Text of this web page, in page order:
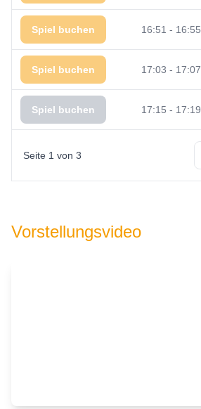
Spiel buchen 16:51 - 16:55
Spiel buchen 17:03 - 17:07
Spiel buchen 17:15 - 17:19
Seite 1 von 3
Vorstellungsvideo